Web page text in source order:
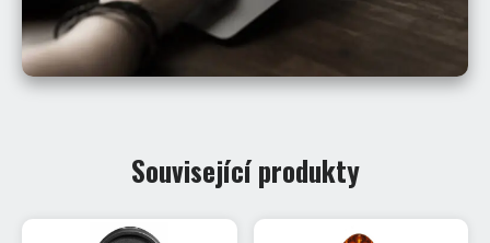
Související produkty